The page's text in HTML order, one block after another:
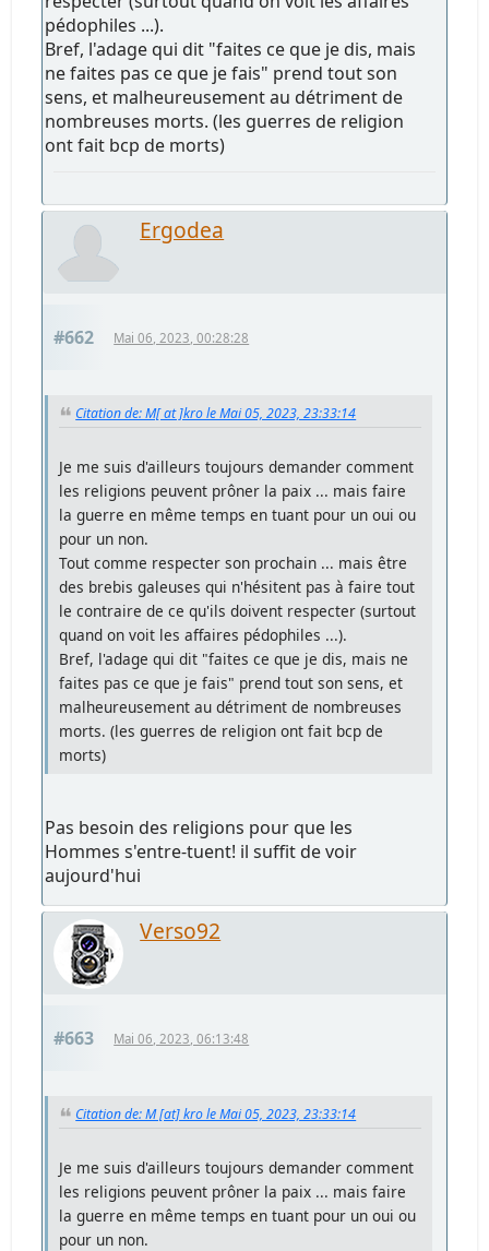
pédophiles ...).
Bref, l'adage qui dit "faites ce que je dis, mais
ne faites pas ce que je fais" prend tout son
sens, et malheureusement au détriment de
nombreuses morts. (les guerres de religion
ont fait bcp de morts)
Ergodea
#662 Mai 06, 2023, 00:28:28
Citation de: M[ at ]kro le Mai 05, 2023, 23:33:14
Je me suis d'ailleurs toujours demander comment
les religions peuvent prôner la paix ... mais faire
la guerre en même temps en tuant pour un oui ou
pour un non.
Tout comme respecter son prochain ... mais être
des brebis galeuses qui n'hésitent pas à faire tout
le contraire de ce qu'ils doivent respecter (surtout
quand on voit les affaires pédophiles ...).
Bref, l'adage qui dit "faites ce que je dis, mais ne
faites pas ce que je fais" prend tout son sens, et
malheureusement au détriment de nombreuses
morts. (les guerres de religion ont fait bcp de
morts)
Pas besoin des religions pour que les
Hommes s'entre-tuent! il suffit de voir
aujourd'hui
Verso92
#663 Mai 06, 2023, 06:13:48
Citation de: M [at] kro le Mai 05, 2023, 23:33:14
Je me suis d'ailleurs toujours demander comment
les religions peuvent prôner la paix ... mais faire
la guerre en même temps en tuant pour un oui ou
pour un non.